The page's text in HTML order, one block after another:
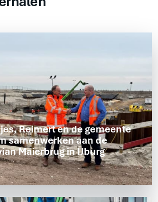
Reimert en de gemeente
samenwerken aan de
Maierbrug in IJburg